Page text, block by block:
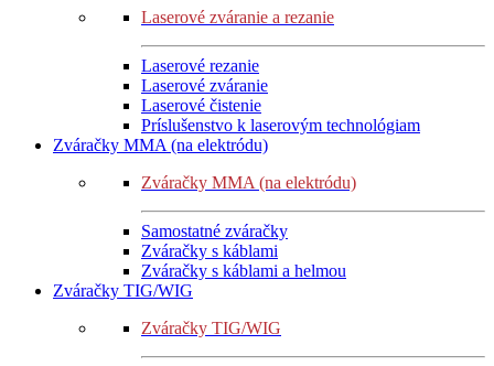
Laserové zváranie a rezanie
Laserové rezanie
Laserové zváranie
Laserové čistenie
Príslušenstvo k laserovým technológiam
Zváračky MMA (na elektródu)
Zváračky MMA (na elektródu)
Samostatné zváračky
Zváračky s káblami
Zváračky s káblami a helmou
Zváračky TIG/WIG
Zváračky TIG/WIG